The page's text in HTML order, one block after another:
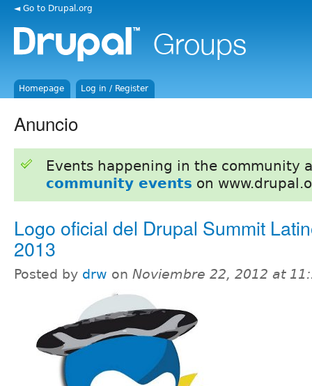
◄ Go to Drupal.org
Homepage Log in / Register
Anuncio
Events happening in the community
community events on
Logo oficial del Drupal Summit
2013
Posted by drw on Noviembre 22, 2012 at